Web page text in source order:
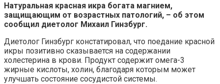
Натуральная красная икра богата магнием,
защищающим от возрастных патологий, – об этом
сообщил диетолог Михаил Гинзбург.
Диетолог Гинзбург констатировал, что поедание красной
икры позитивно сказывается на содержании
холестерина в крови. Продукт содержит омега-3
жирные кислоты, холин, благодаря которым может
улучшать состояние сосудистой системы.